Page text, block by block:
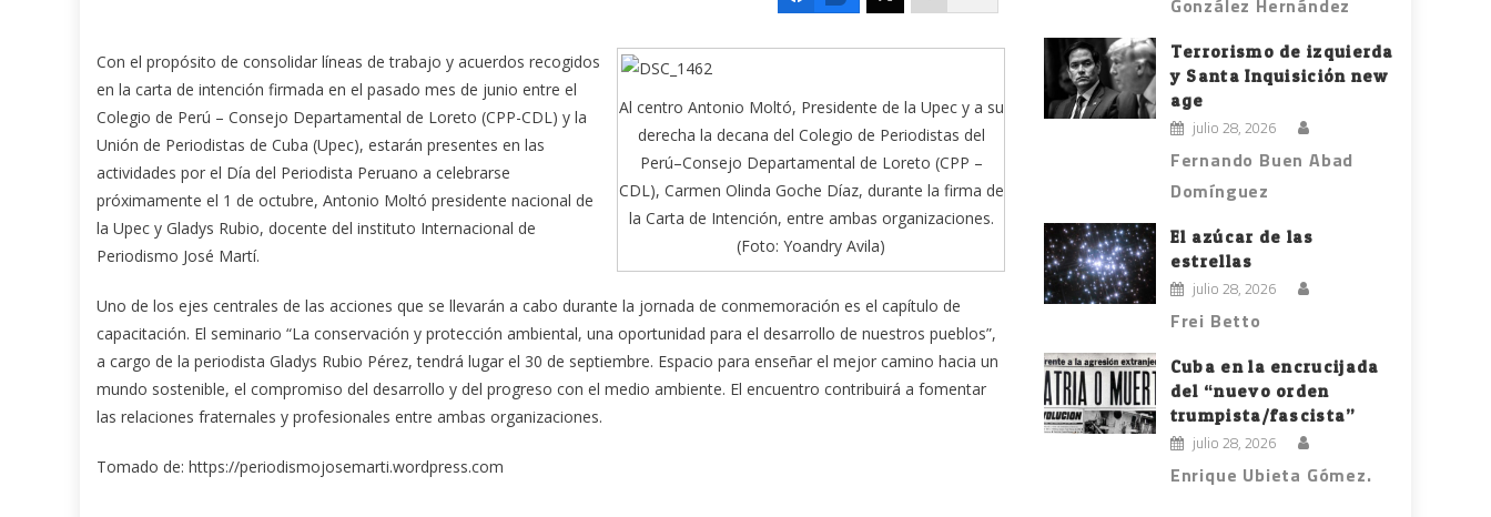
Al centro Antonio Moltó, Presidente de la Upec y a su
derecha la decana del Colegio de Periodistas del
Perú–Consejo Departamental de Loreto (CPP –
CDL), Carmen Olinda Goche Díaz, durante la firma de
la Carta de Intención, entre ambas organizaciones.
(Foto: Yoandry Avila)
Con el propósito de consolidar líneas de trabajo y acuerdos recogidos
en la carta de intención firmada en el pasado mes de junio entre el
Colegio de Perú – Consejo Departamental de Loreto (CPP-CDL) y la
Unión de Periodistas de Cuba (Upec), estarán presentes en las
actividades por el Día del Periodista Peruano a celebrarse
próximamente el 1 de octubre, Antonio Moltó presidente nacional de
la Upec y Gladys Rubio, docente del instituto Internacional de
Periodismo José Martí.
Uno de los ejes centrales de las acciones que se llevarán a cabo durante la jornada de conmemoración es el capítulo de
capacitación. El seminario “La conservación y protección ambiental, una oportunidad para el desarrollo de nuestros pueblos”,
a cargo de la periodista Gladys Rubio Pérez, tendrá lugar el 30 de septiembre. Espacio para enseñar el mejor camino hacia un
mundo sostenible, el compromiso del desarrollo y del progreso con el medio ambiente. El encuentro contribuirá a fomentar
las relaciones fraternales y profesionales entre ambas organizaciones.
Tomado de: https://periodismojosemarti.wordpress.com
González Hernández
Terrorismo de izquierda
y Santa Inquisición new
age
julio 28, 2026
Fernando Buen Abad
Domínguez
El azúcar de las
estrellas
julio 28, 2026
Frei Betto
Cuba en la encrucijada
del “nuevo orden
trumpista/fascista”
julio 28, 2026
Enrique Ubieta Gómez.